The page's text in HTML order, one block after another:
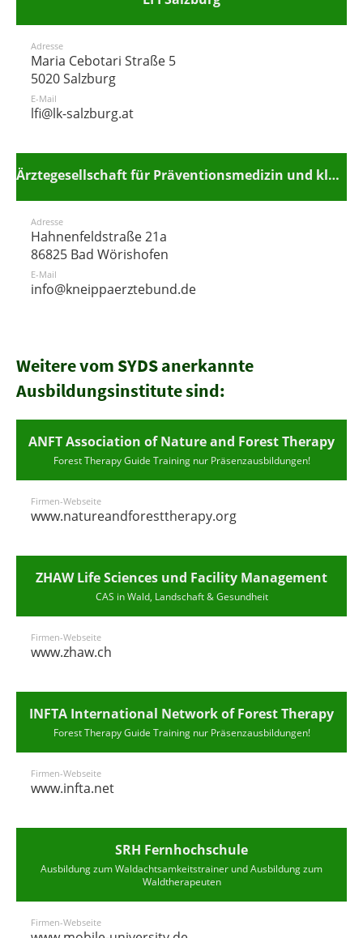
Adresse
Maria Cebotari Straße 5
5020 Salzburg
E-Mail
lfi@lk-salzburg.at
Ärztegesellschaft für Präventionsmedizin und klassische Naturheilverfahren, Kneippärztebund e.V.
Adresse
Hahnenfeldstraße 21a
86825 Bad Wörishofen
E-Mail
info@kneippaerztebund.de
Weitere vom SYDS anerkannte
Ausbildungsinstitute sind:
ANFT Association of Nature and Forest Therapy
Forest Therapy Guide Training nur Präsenzausbildungen!
Firmen-Webseite
www.natureandforesttherapy.org
ZHAW Life Sciences und Facility Management
CAS in Wald, Landschaft & Gesundheit
Firmen-Webseite
www.zhaw.ch
INFTA International Network of Forest Therapy
Forest Therapy Guide Training nur Präsenzausbildungen!
Firmen-Webseite
www.infta.net
SRH Fernhochschule
Ausbildung zum Waldachtsamkeitstrainer und Ausbildung zum
Waldtherapeuten
Firmen-Webseite